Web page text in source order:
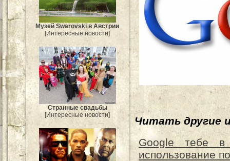
Музей Swarovski в Австрии
[Интересные новости]
Странные свадьбы
[Интересные новости]
Читать другие
Google тебе в
использование